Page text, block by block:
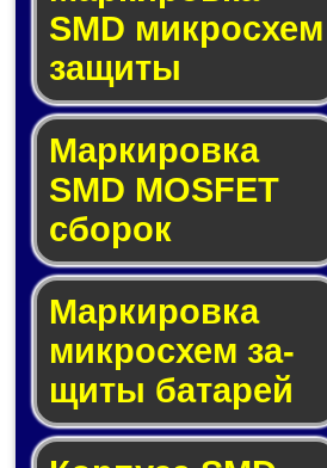
SMD мик­рос­хем
защиты
Мар­ки­ров­ка
SMD MOSFET
сбо­рок
Мар­ки­ров­ка
мик­ро­схем за­
щи­ты ба­та­рей